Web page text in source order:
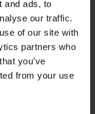
and ads, to
our traffic.
of our site with
partners who
you’ve
from your use
neem
wij helpen